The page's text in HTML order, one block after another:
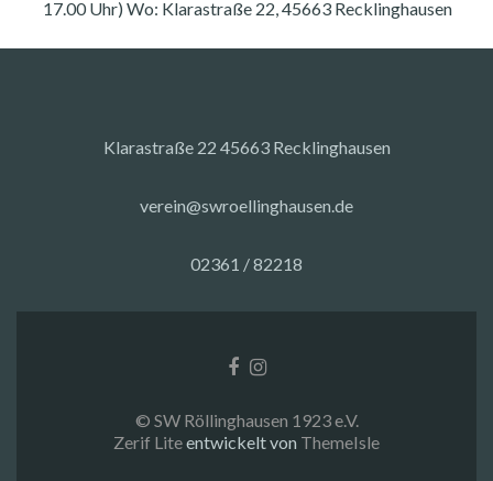
17.00 Uhr) Wo: Klarastraße 22, 45663 Recklinghausen
Klarastraße 22 45663 Recklinghausen
verein@swroellinghausen.de
02361 / 82218
Facebook-
Instagram
© SW Röllinghausen 1923 e.V.
Zerif Liteentwickelt von ThemeIsle